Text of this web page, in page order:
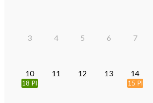
3 4 5 6 7
10 11 12 13 14
18 Places 15